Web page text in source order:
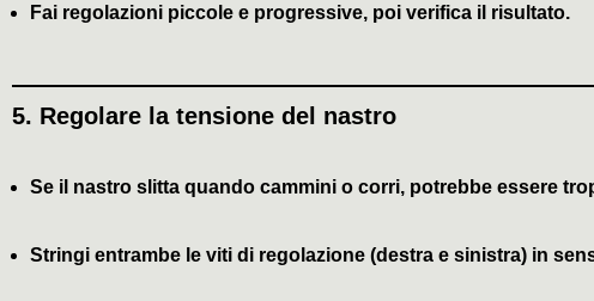
Fai regolazioni piccole e progressive, poi verifica il risultato.
5. Regolare la tensione del nastro
Se il nastro slitta quando cammini o corri, potrebbe essere
Stringi entrambe le viti di regolazione (destra e sinistra) in